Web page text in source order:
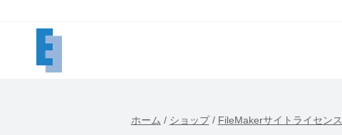
ホーム / ショップ / FileMakerサイトライセンス